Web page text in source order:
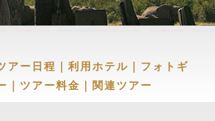
アー日程 ｜ 利用ホテル ｜ フォトギ
｜ ツアー料金 ｜ 関連ツアー